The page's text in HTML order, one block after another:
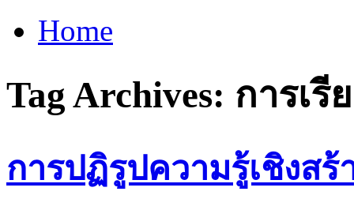
Home
Tag Archives: การเรี
การปฏิรูปความรู้เชิงส